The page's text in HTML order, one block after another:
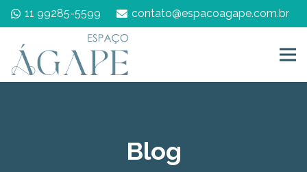
11 99285-5599 contato@espacoagape.com.br
Blog